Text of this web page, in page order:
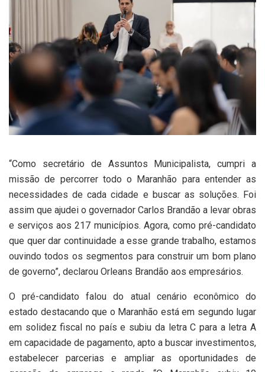
“Como secretário de Assuntos Municipalista, cumpri a
missão de percorrer todo o Maranhão para entender as
necessidades de cada cidade e buscar as soluções. Foi
assim que ajudei o governador Carlos Brandão a levar obras
e serviços aos 217 municípios. Agora, como pré-candidato
que quer dar continuidade a esse grande trabalho, estamos
ouvindo todos os segmentos para construir um bom plano
de governo”, declarou Orleans Brandão aos empresários.
O pré-candidato falou do atual cenário econômico do
estado destacando que o Maranhão está em segundo lugar
em solidez fiscal no país e subiu da letra C para a letra A
em capacidade de pagamento, apto a buscar investimentos,
estabelecer parcerias e ampliar as oportunidades de